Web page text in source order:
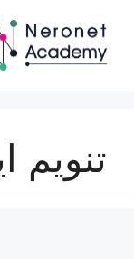
المحتوى
تنويم